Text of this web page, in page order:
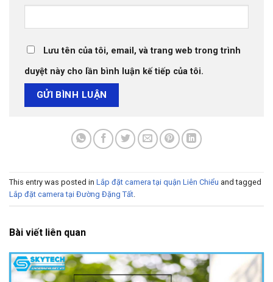
Lưu tên của tôi, email, và trang web trong trình
duyệt này cho lần bình luận kế tiếp của tôi.
This entry was posted in Lắp đặt camera tại quận Liên Chiểu and tagged
Lắp đặt camera tại Đường Đặng Tất
Bài viết liên quan